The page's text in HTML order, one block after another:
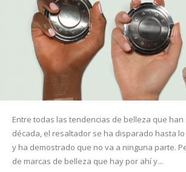
Entre todas las tendencias de belleza que
década, el resaltador se ha disparado hasta
y ha demostrado que no va a ninguna parte.
de marcas de belleza que hay por ahí y...